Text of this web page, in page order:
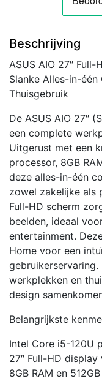
Beschrijving
ASUS AIO 27″
Slanke Alles-in-
Thuisgebruik
De ASUS AIO 27″
een complete
Uitgerust met een
processor, 8GB
deze alles-in-één
zowel zakelijke als
Full-HD scherm
beelden, ideaal
entertainment.
Home voor een
werkplekken en
design
Belangrijkste
Intel Core i5-120U
27″ Full-HD
8GB RAM en